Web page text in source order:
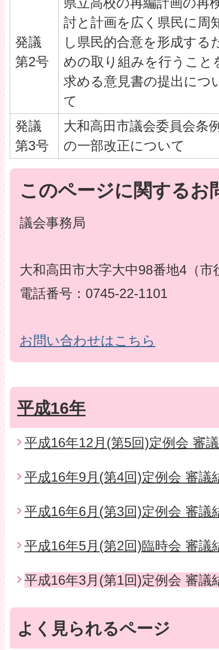
発議
第2号
討と計画を広く県民に周
し県民的合意を形成する
めの取り組みを行うこと
求める意見書の提出につ
て
発議
第3号
大和高田市議会委員会条
の一部改正について
このページに関するお
議会事務局
大和高田市大字大中98番地4（市
電話番号：0745-22-1101
お問い合わせはこちら
平成16年
平成16年12月(第5回)定例会 審
平成16年9月(第4回)定例会 審議
平成16年6月(第3回)定例会 審議
平成16年5月(第2回)臨時会 審議
平成16年3月(第1回)定例会 審議
よく見られるページ